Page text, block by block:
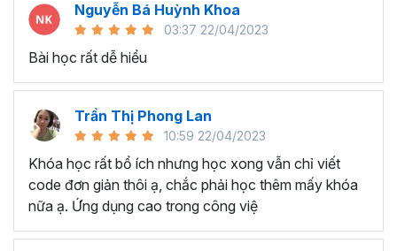
Áp dụng VBA vào công việc hàng ngày để tối ưu
Tích hợp VBA vào các dự án và giải quyết các vấn
đề thực tế trong lĩnh vực tài chính, quản lý dữ liệu, và
nhiều lĩnh vực khác.
Tại sao nên học VBA tại
Gitiho?
Điều gì tạo nên sự khác biệt để
khóa học lập trình VBA
trong Excelcủa Gitiho là chương trìnhđào tạo VBA
Nguyễn Bá Huỳnh Khoa
03:37 22/04/2023
Bài học rất dễ hiểu
Trần Thị Phong Lan
10:59 22/04/2023
Khóa học rất bổ ích nhưng học xong vẫn chỉ viết
code đơn giản thôi ạ, chắc phải học thêm mấy khóa
nữa ạ. Ứng dụng cao trong công việ